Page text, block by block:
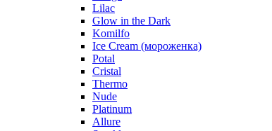
Lilac
Glow in the Dark
Komilfo
Ice Cream (мороженка)
Potal
Cristal
Thermo
Nude
Platinum
Allure